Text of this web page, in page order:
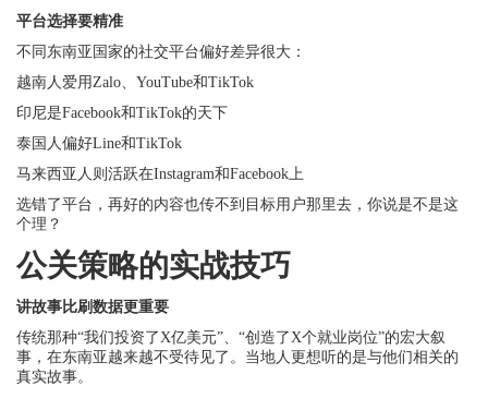
平台选择要精准
不同东南亚国家的社交平台偏好差异很大：
越南人爱用Zalo、YouTube和TikTok
印尼是Facebook和TikTok的天下
泰国人偏好Line和TikTok
马来西亚人则活跃在Instagram和Facebook上
选错了平台，再好的内容也传不到目标用户那里去，你说是不是这
个理？
公关策略的实战技巧
讲故事比刷数据更重要
传统那种“我们投资了X亿美元”、“创造了X个就业岗位”的宏大叙
事，在东南亚越来越不受待见了。当地人更想听的是与他们相关的
真实故事。